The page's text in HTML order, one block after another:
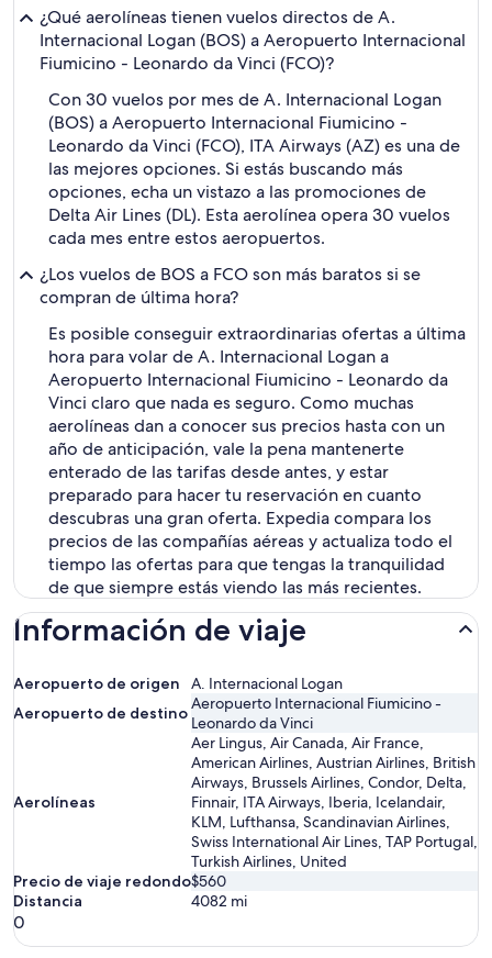
¿Qué aerolíneas tienen vuelos directos de A.
Internacional Logan (BOS) a Aeropuerto Internacional
Fiumicino - Leonardo da Vinci (FCO)?
Con 30 vuelos por mes de A. Internacional Logan
(BOS) a Aeropuerto Internacional Fiumicino -
Leonardo da Vinci (FCO), ITA Airways (AZ) es una de
las mejores opciones. Si estás buscando más
opciones, echa un vistazo a las promociones de
Delta Air Lines (DL). Esta aerolínea opera 30 vuelos
cada mes entre estos aeropuertos.
¿Los vuelos de BOS a FCO son más baratos si se
compran de última hora?
Es posible conseguir extraordinarias ofertas a última
hora para volar de A. Internacional Logan a
Aeropuerto Internacional Fiumicino - Leonardo da
Vinci claro que nada es seguro. Como muchas
aerolíneas dan a conocer sus precios hasta con un
año de anticipación, vale la pena mantenerte
enterado de las tarifas desde antes, y estar
preparado para hacer tu reservación en cuanto
descubras una gran oferta. Expedia compara los
precios de las compañías aéreas y actualiza todo el
tiempo las ofertas para que tengas la tranquilidad
de que siempre estás viendo las más recientes.
Información de viaje
Aeropuerto de origen
A. Internacional Logan
Aeropuerto de destinoAeropuerto Internacional Fiumicino -
Leonardo da Vinci
Aerolíneas
Aer Lingus, Air Canada, Air France,
American Airlines, Austrian Airlines, British
Airways, Brussels Airlines, Condor, Delta,
Finnair, ITA Airways, Iberia, Icelandair,
KLM, Lufthansa, Scandinavian Airlines,
Swiss International Air Lines, TAP Portugal,
Turkish Airlines, United
Precio de viaje redondo$560
Distancia
4082 mi
0